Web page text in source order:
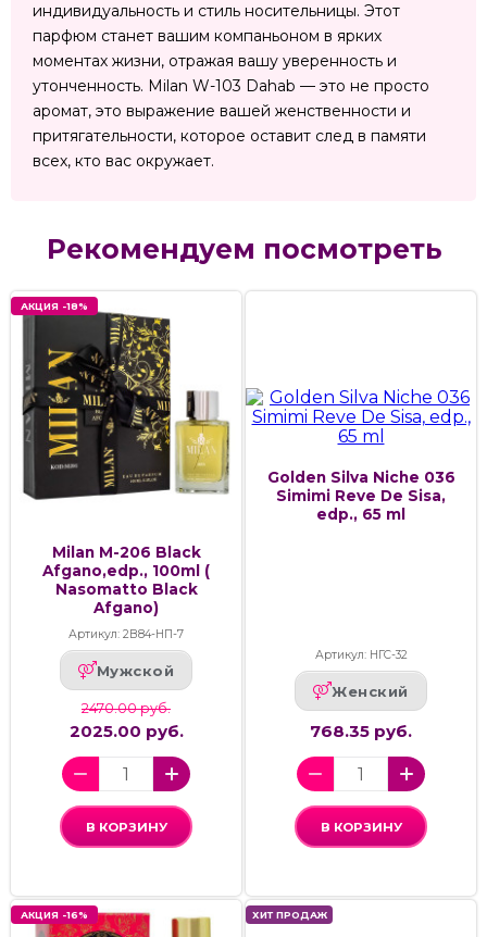
индивидуальность и стиль носительницы. Этот
парфюм станет вашим компаньоном в ярких
моментах жизни, отражая вашу уверенность и
утонченность. Milan W-103 Dahab — это не просто
аромат, это выражение вашей женственности и
притягательности, которое оставит след в памяти
всех, кто вас окружает.
Рекомендуем посмотреть
АКЦИЯ -18%
Milan M-206 Black
Afgano,edp., 100ml (
Nasomatto Black
Afgano)
Артикул: 2В84-НП-7
Мужской
2470.00 руб.
2025.00 руб.
В КОРЗИНУ
Golden Silva Niche 036
Simimi Reve De Sisa,
edp., 65 ml
Артикул: НГС-32
Женский
768.35 руб.
В КОРЗИНУ
АКЦИЯ -16% ХИТ ПРОДАЖ